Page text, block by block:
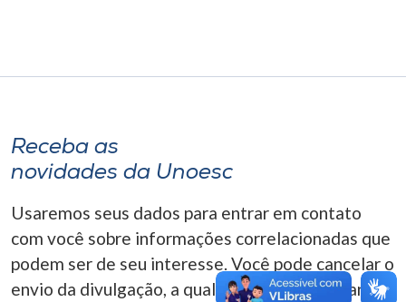
Selecione
A+
Receba as
novidades da Unoesc
Usaremos seus dados para entrar em contato
com você sobre informações correlacionadas que
podem ser de seu interesse. Você pode cancelar o
envio da divulgação, a qualquer momento. Para